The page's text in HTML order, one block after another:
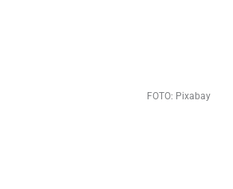
FOTO: Pixabay